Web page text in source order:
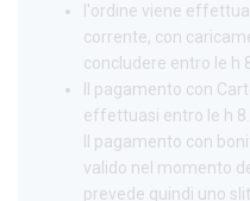
l'ordine viene
corrente, con
concludere entro le h
Il pagamento con
effettuasi entro le h
Il pagamento con
valido nel momento
prevede quindi uno